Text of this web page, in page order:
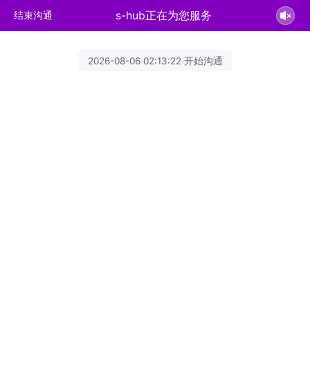
结束沟通 s-hub正在为您服务
2026-08-06 02:13:22 开始沟通